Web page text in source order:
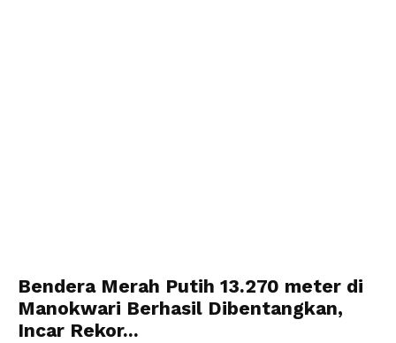
Bendera Merah Putih 13.270 meter di
Manokwari Berhasil Dibentangkan,
Incar Rekor...